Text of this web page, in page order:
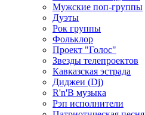
Мужские поп-группы
Дуэты
Рок группы
Фольклор
Проект "Голос"
Звезды телепроектов
Кавказская эстрада
Диджеи (Dj)
R'n'B музыка
Рэп исполнители